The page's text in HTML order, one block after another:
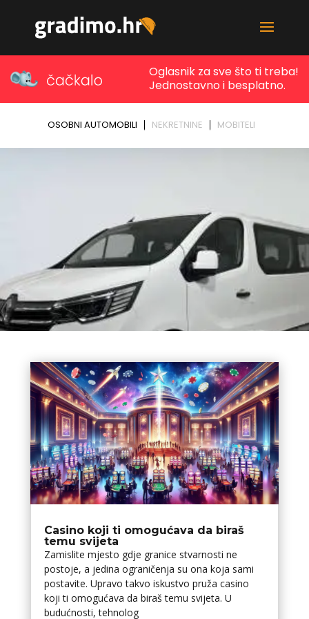
Casino koji ti omogućava da biraš
temu svijeta
Zamislite mjesto gdje granice stvarnosti ne
postoje, a jedina ograničenja su ona koja sami
postavite. Upravo takvo iskustvo pruža casino
koji ti omogućava da biraš temu svijeta. U
budućnosti, tehnolog